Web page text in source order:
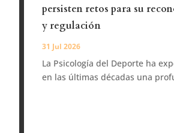
persisten retos para su
y regulación
31 Jul 2026
La Psicología del Deporte ha
en las últimas décadas una